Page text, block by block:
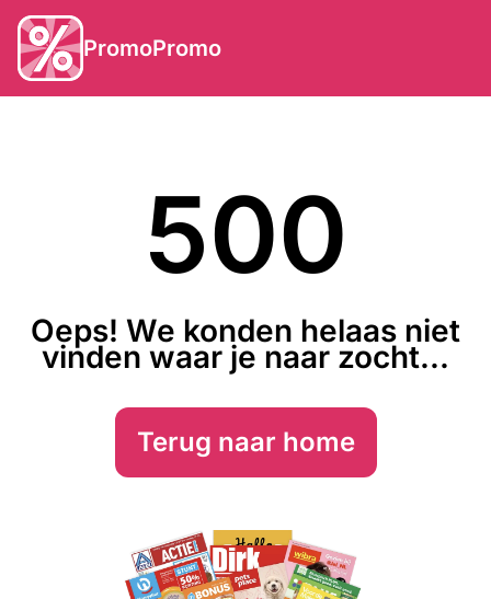
PromoPromo
500
Oeps! We konden helaas niet
vinden waar je naar zocht...
Terug naar home